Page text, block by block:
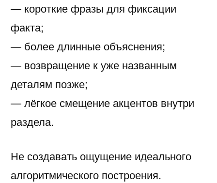
— короткие фразы для фиксации
факта;
— более длинные объяснения;
— возвращение к уже названным
деталям позже;
— лёгкое смещение акцентов внутри
раздела.
Не создавать ощущение идеального
алгоритмического построения.